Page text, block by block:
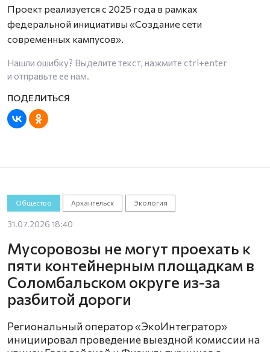
Проект реализуется с 2025 года в рамках
федеральной инициативы «Создание сети
современных кампусов».
Нашли ошибку? Выделите текст, нажмите ctrl+enter
и отправьте ее нам.
Общество Архангельск Экология
31.07.2026 18:40
Мусоровозы не могут проехать к
пяти контейнерным площадкам в
Соломбальском округе из-за
разбитой дороги
Региональный оператор «ЭкоИнтегратор»
инициировал проведение выездной комиссии на